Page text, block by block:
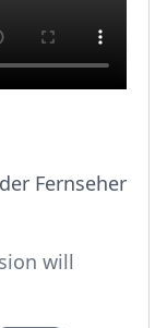
Fernseher
will